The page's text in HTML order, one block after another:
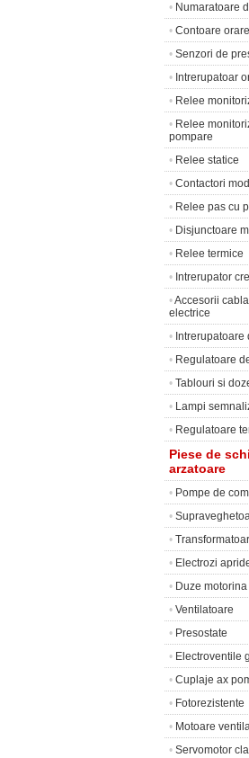
• Numaratoare
• Contoare
• Senzori de
• Intrerupatoar
• Relee
• Relee
pompare
• Relee statice
• Contactori
• Relee pas cu
• Disjunctoare
• Relee termice
• Intrerupator
•Accesorii
electrice
• Intrerupatoare
• Regulatoare
• Tablouri si
• Lampi
• Regulatoare
Piese de
arzatoare
• Pompe de
•
•
• Electrozi
• Duze motorina
• Ventilatoare
• Presostate
• Electroventile
• Cuplaje ax
• Fotorezistente
• Motoare
• Servomotor